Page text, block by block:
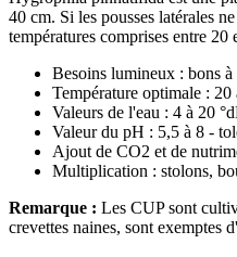
40 cm. Si les pousses latérales
températures comprises entre
Besoins lumineux : bons à
Température optimale : 20
Valeurs de l'eau : 4 à 20
Valeur du pH : 5,5 à 8 -
Ajout de CO2 et de
Multiplication : stolons,
Remarque : Les CUP sont
crevettes naines, sont exemptes